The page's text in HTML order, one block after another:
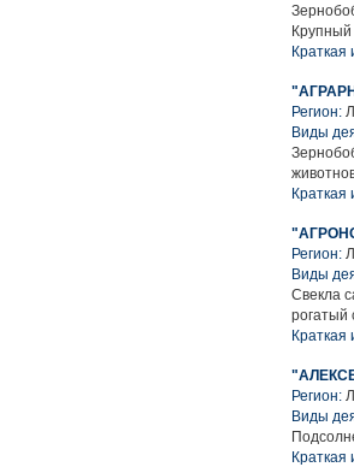
Крупный
Регион:
Виды
Регион:
Виды
Свекла
рогатый
Регион:
Виды